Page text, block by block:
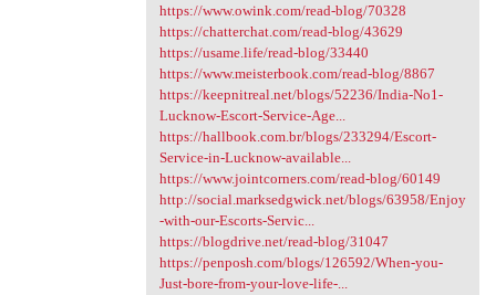
https://www.owink.com/read-blog/70328
https://chatterchat.com/read-blog/43629
https://usame.life/read-blog/33440
https://www.meisterbook.com/read-blog/8867
https://keepnitreal.net/blogs/52236/India-No1-
Lucknow-Escort-Service-Age...
https://hallbook.com.br/blogs/233294/Escort-
Service-in-Lucknow-available...
https://www.jointcorners.com/read-blog/60149
http://social.marksedgwick.net/blogs/63958/Enjoy
-with-our-Escorts-Servic...
https://blogdrive.net/read-blog/31047
https://penposh.com/blogs/126592/When-you-
Just-bore-from-your-love-life-...